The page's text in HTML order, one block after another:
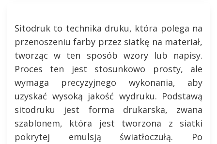
Sitodruk to technika druku, która polega na
przenoszeniu farby przez siatkę na materiał,
tworząc w ten sposób wzory lub napisy.
Proces ten jest stosunkowo prosty, ale
wymaga precyzyjnego wykonania, aby
uzyskać wysoką jakość wydruku. Podstawą
sitodruku jest forma drukarska, zwana
szablonem, która jest tworzona z siatki
pokrytej emulsją światłoczułą. Po